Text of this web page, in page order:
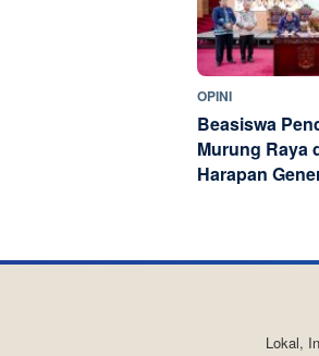
OPINI
Beasiswa
Murung Raya
Harapan
Lokal,